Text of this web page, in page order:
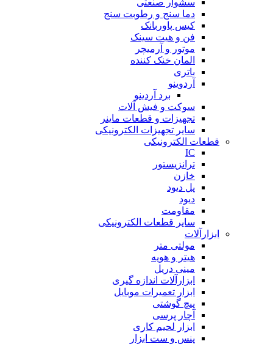
سشوار صنعتی
دما سنج و رطوبت سنج
کیس پاوربانک
فن و هیت سینک
موتور و آرمیچر
المان خنک کننده
باتری
آردوینو
برد آردینو
سوکت و فیش آلات
تجهیزات و قطعات ماینر
سایر تجهیزات الکترونیکی
قطعات الکترونیکی
IC
ترانزیستور
خازن
پل دیود
دیود
مقاومت
سایر قطعات الکترونیکی
ابزارآلات
مولتی متر
هیتر و هویه
مینی دریل
ابزارآلات اندازه گیری
ابزار تعمیرات موبایل
پیچ گوشتی
آچار پرسی
ابزار لحیم کاری
پنس و ست ابزار